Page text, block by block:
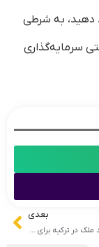
دهید، به شرطی
سرمایه‌گذاری
بعدی
راهنمای جامع خرید ملک در ترکیه برای خارجی‌ها: هر آنچه باید بدانید